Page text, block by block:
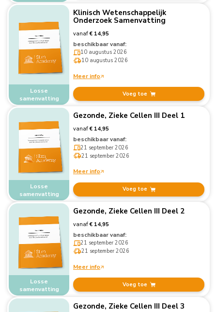
Losse
samenvatting
Klinisch Wetenschappelijk
Onderzoek Samenvatting
vanaf€ 14,95
beschikbaar vanaf:
10 augustus 2026
10 augustus 2026
Meer info
Voeg toe
Losse
samenvatting
Gezonde, Zieke Cellen III Deel 1
vanaf€ 14,95
beschikbaar vanaf:
21 september 2026
21 september 2026
Meer info
Voeg toe
Losse
samenvatting
Gezonde, Zieke Cellen III Deel 2
vanaf€ 14,95
beschikbaar vanaf:
21 september 2026
21 september 2026
Meer info
Voeg toe
Gezonde, Zieke Cellen III Deel 3